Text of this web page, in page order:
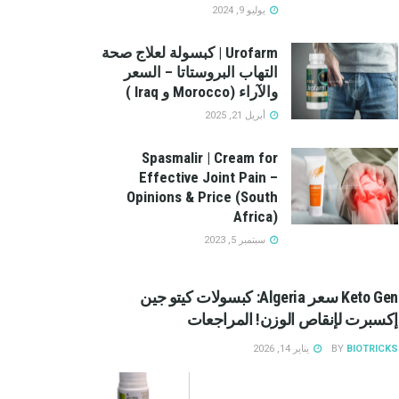
يوليو 9, 2024
Urofarm | كبسولة لعلاج صحة
التهاب البروستاتا – السعر
والآراء (Morocco و Iraq )
أبريل 21, 2025
Spasmalir | Cream for
Effective Joint Pain –
Opinions & Price (South
Africa)
سبتمبر 5, 2023
Keto Gen سعر Algeria: كبسولات كيتو جين
إكسبرت لإنقاص الوزن! المراجعات
BY BIOTRICKS يناير 14, 2026